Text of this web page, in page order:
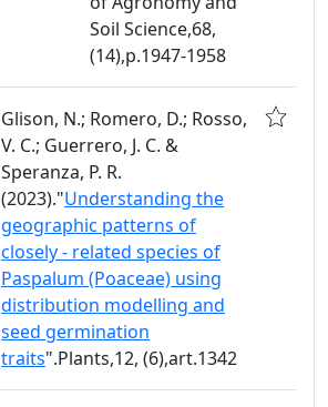
Soil Science,68,
(14),p.1947-1958
Glison, N.; Romero, D.; Rosso,
V. C.; Guerrero, J. C. &
Speranza, P. R.
(2023)."Understanding the
geographic patterns of
closely - related species of
Paspalum (Poaceae) using
distribution modelling and
seed germination
traits".Plants,12, (6),art.1342